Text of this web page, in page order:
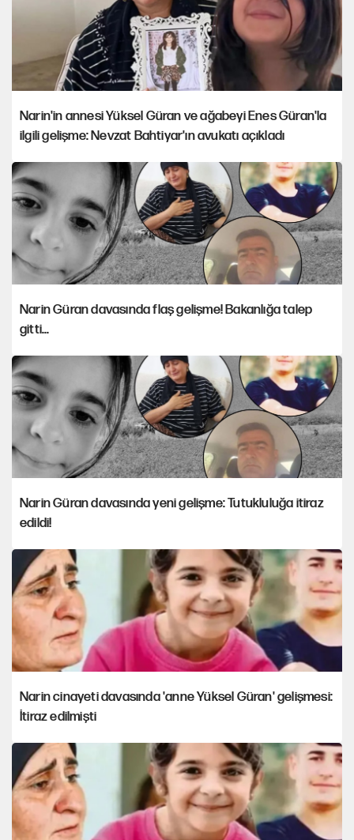
Narin'in annesi Yüksel Güran ve ağabeyi Enes Güran'la
ilgili gelişme: Nevzat Bahtiyar'ın avukatı açıkladı
Narin Güran davasında flaş gelişme! Bakanlığa talep
gitti...
Narin Güran davasında yeni gelişme: Tutukluluğa itiraz
edildi!
Narin cinayeti davasında 'anne Yüksel Güran' gelişmesi:
İtiraz edilmişti